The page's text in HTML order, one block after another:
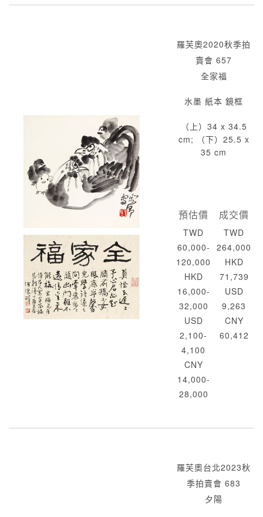
羅芙奧2020秋季拍
賣會 657
全家福
水墨 紙本 鏡框
（上）34 x 34.5
cm; （下）25.5 x
35 cm
預估價
TWD
60,000-
120,000
HKD
16,000-
32,000
USD
2,100-
4,100
CNY
14,000-
28,000
成交價
TWD
264,000
HKD
71,739
USD
9,263
CNY
60,412
羅芙奧台北2023秋
季拍賣會 683
夕陽